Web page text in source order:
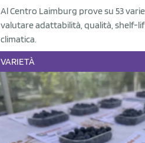
Al Centro Laimburg prove su 53
valutare adattabilità, qualità, shelf-
climatica.
VARIETÀ